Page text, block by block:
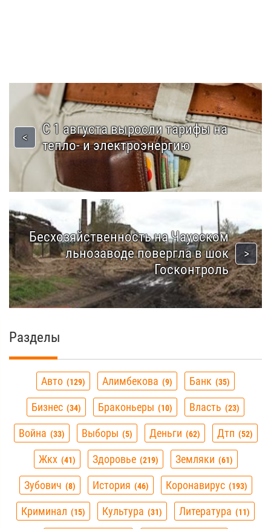
С 1 августа выросли тарифы на
тепло- и электроэнергию
Бесхозяйственность на Чаусском
льнозаводе повергла в шок
Госконтроль
Разделы
Авто 129 Алимбекова 9 Банк 35
Бизнес 34 Браконьеры 10 Власть 23
Война 33 Выборы 5 Деньги 62 Дтп 52
Жкх 41 Здоровье 219 Земляки 61
Зубович 8 История 46 Коронавирус 193
Криминал 15 Культура 31 Литература 11